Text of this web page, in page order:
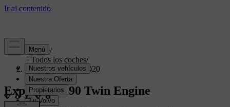
Soporte/
Todos los coches/
S90 Twin Engine 2020
Explora el S90 Twin Engine